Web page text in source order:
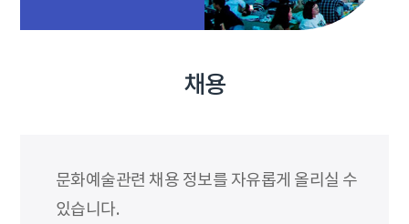
채용
문화예술관련 채용 정보를 자유롭게 올리실 수
있습니다.